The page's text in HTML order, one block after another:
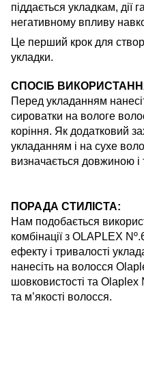
піддається укладкам, дії
негативному впливу
Це перший крок для
укладки.
СПОСІБ
Перед укладанням
сироватки на вологе
коріння. Як додатковий
укладанням і на сухе
визначається довжиною
ПОРАДА СТИЛІСТА:
Нам подобається
комбінаціїз OLAPLEX
ефекту і тривалості
нанесіть на волосся
шовковистості та Olaplex
та м’якості волосся.